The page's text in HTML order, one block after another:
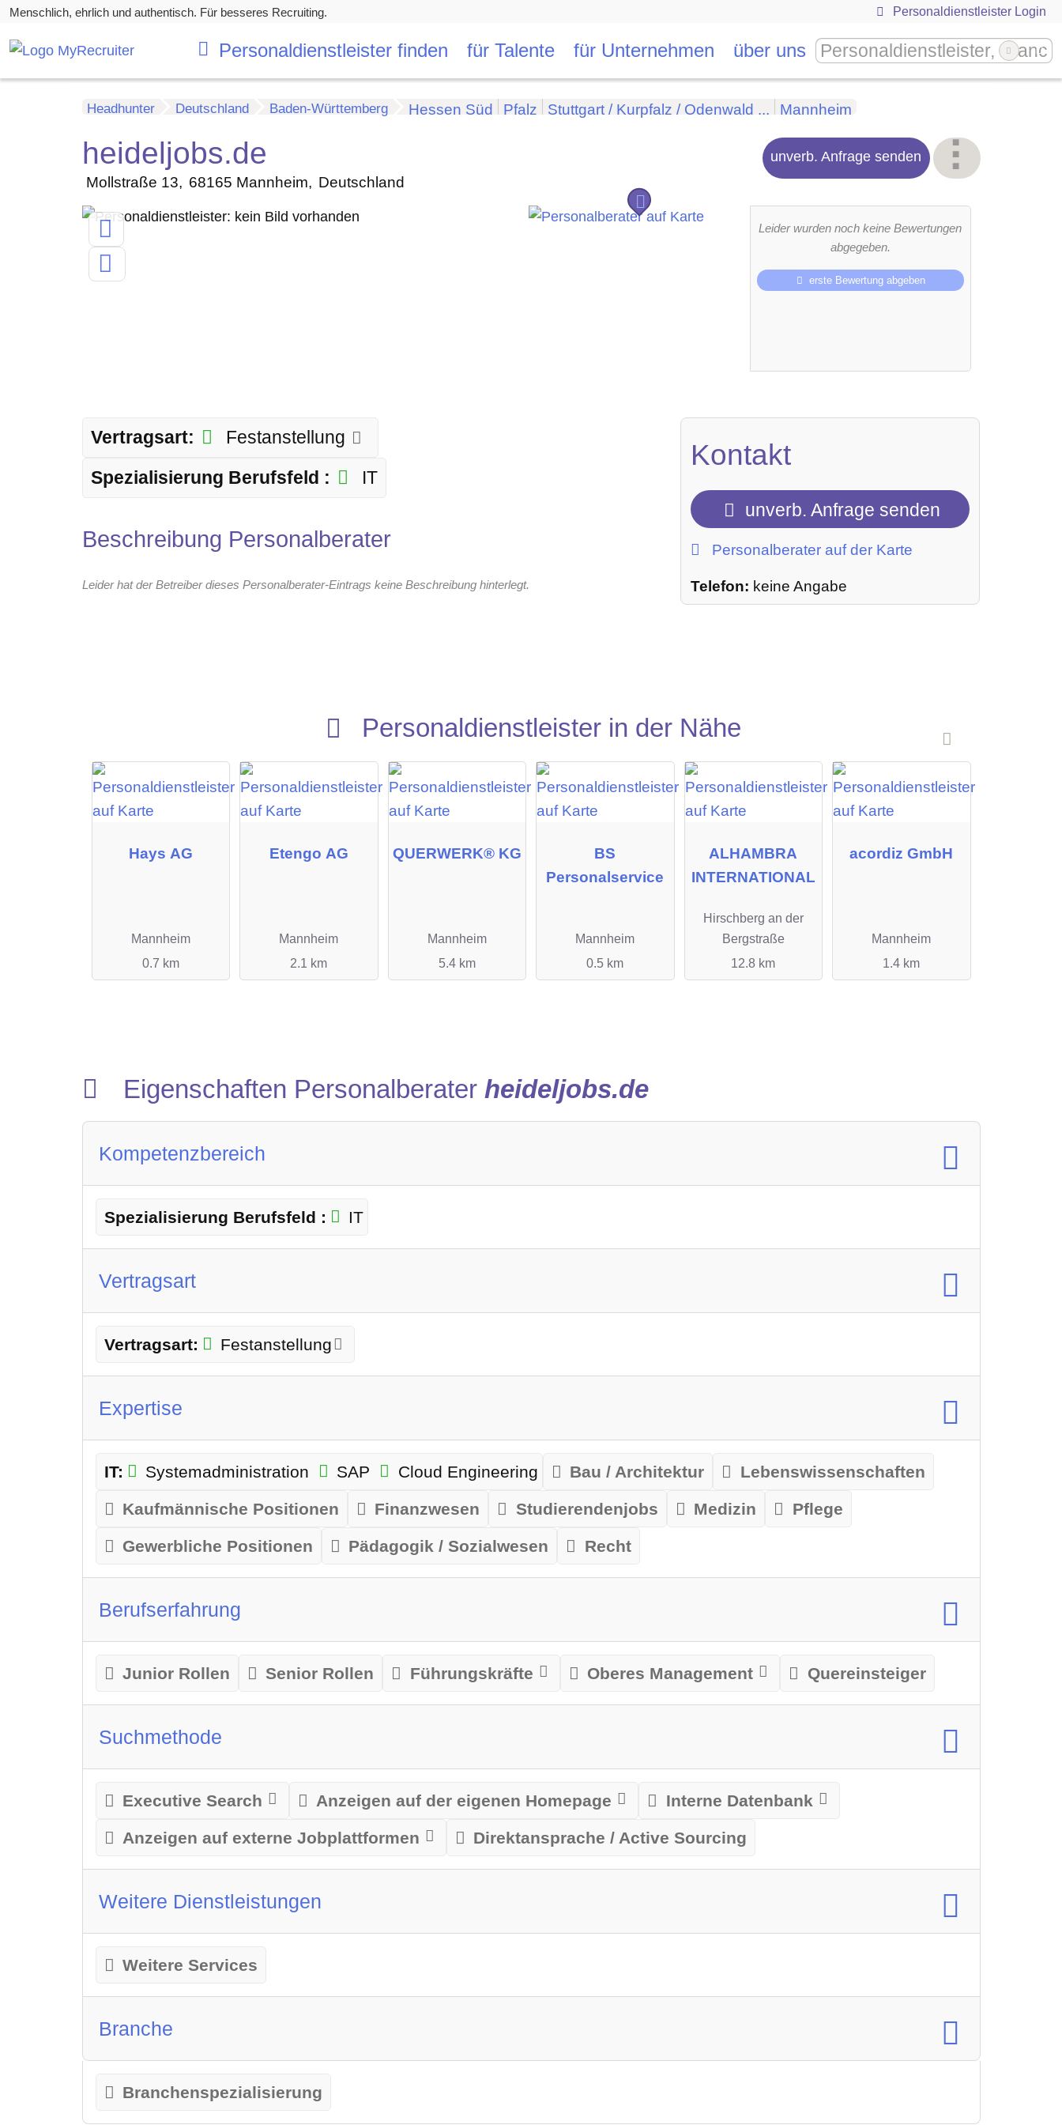
Menschlich, ehrlich und authentisch. Für besseres Recruiting. Personaldienstleister Login
Personaldienstleister finden für Talente für Unternehmen über uns
Headhunter Deutschland Baden-Württemberg Hessen Süd Pfalz Stuttgart / Kurpfalz / Odenwald ... Mannheim
heideljobs.de
Mollstraße 13 68165 Mannheim Deutschland
unverb. Anfrage senden
Leider wurden noch keine Bewertungen
abgegeben.
erste Bewertung abgeben
Vertragsart:
Festanstellung
Spezialisierung Berufsfeld :
IT
Beschreibung Personalberater
Leider hat der Betreiber dieses Personalberater-Eintrags keine Beschreibung hinterlegt.
Kontakt
unverb. Anfrage senden
Personalberater auf der Karte
Telefon: keine Angabe
Personaldienstleister in der Nähe
Hays AG
Mannheim
0.7 km
Etengo AG
Mannheim
2.1 km
QUERWERK® KG
Mannheim
5.4 km
BS
Personalservice
Mannheim
0.5 km
ALHAMBRA
INTERNATIONAL
Hirschberg an der
Bergstraße
12.8 km
acordiz GmbH
Mannheim
1.4 km
Eigenschaften Personalberater heideljobs.de
Kompetenzbereich
Spezialisierung Berufsfeld : IT
Vertragsart
Vertragsart: Festanstellung
Expertise
IT: Systemadministration SAP Cloud Engineering Bau / Architektur
Lebenswissenschaften
Kaufmännische Positionen
Finanzwesen Studierendenjobs Medizin
Pflege
Gewerbliche Positionen
Pädagogik / Sozialwesen Recht
Berufserfahrung
Junior Rollen Senior Rollen Führungskräfte Oberes Management Quereinsteiger
Suchmethode
Executive Search Anzeigen auf der eigenen Homepage
Interne Datenbank
Anzeigen auf externe Jobplattformen
Direktansprache / Active Sourcing
Weitere Dienstleistungen
Weitere Services
Branche
Branchenspezialisierung